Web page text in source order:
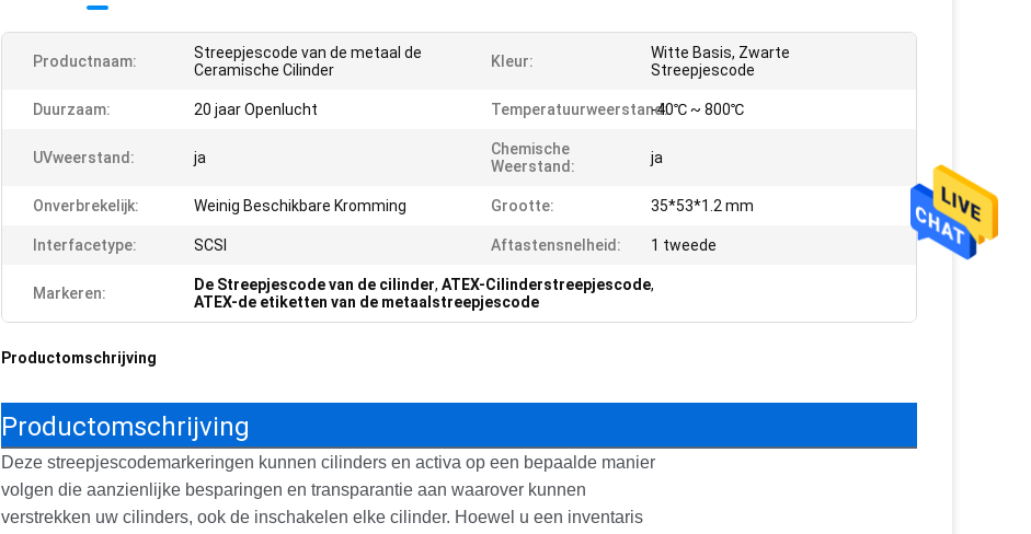
Productnaam:
Streepjescode van de metaal de
Ceramische Cilinder
Kleur:
Witte Basis, Zwarte
Streepjescode
Duurzaam: 20 jaar Openlucht Temperatuurweerstand:-40℃ ~ 800℃
UVweerstand: ja
Chemische
Weerstand:
ja
Onverbrekelijk: Weinig Beschikbare Kromming Grootte: 35*53*1.2 mm
Interfacetype: SCSI Aftastensnelheid: 1 tweede
Markeren: De Streepjescode van de cilinder, ATEX-Cilinderstreepjescode,
ATEX-de etiketten van de metaalstreepjescode
Productomschrijving
Productomschrijving
Deze streepjescodemarkeringen kunnen cilinders en activa op een bepaalde manier
volgen die aanzienlijke besparingen en transparantie aan waarover kunnen
verstrekken uw cilinders, ook de inschakelen elke cilinder. Hoewel u een inventaris